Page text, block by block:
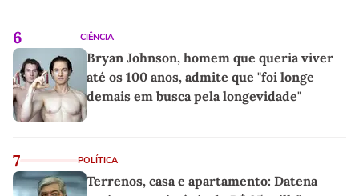
6 CIÊNCIA
Bryan Johnson, homem que queria viver
até os 100 anos, admite que "foi longe
demais em busca pela longevidade"
7 POLÍTICA
Terrenos, casa e apartamento: Datena